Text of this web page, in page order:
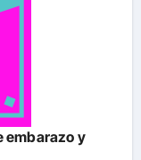
embarazo y